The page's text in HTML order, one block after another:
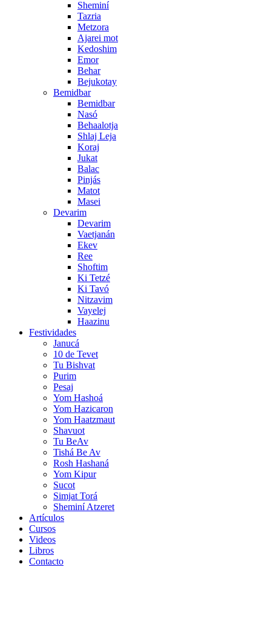
Sheminí
Tazria
Metzora
Ajarei mot
Kedoshim
Emor
Behar
Bejukotay
Bemidbar
Bemidbar
Nasó
Behaalotja
Shlaj Leja
Koraj
Jukat
Balac
Pinjás
Matot
Masei
Devarim
Devarim
Vaetjanán
Ekev
Ree
Shoftim
Ki Tetzé
Ki Tavó
Nitzavim
Vayelej
Haazinu
Festividades
Janucá
10 de Tevet
Tu Bishvat
Purim
Pesaj
Yom Hashoá
Yom Hazicaron
Yom Haatzmaut
Shavuot
Tu BeAv
Tishá Be Av
Rosh Hashaná
Yom Kipur
Sucot
Simjat Torá
Sheminí Atzeret
Artículos
Cursos
Videos
Libros
Contacto